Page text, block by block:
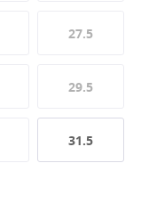
27.5
29.5
31.5